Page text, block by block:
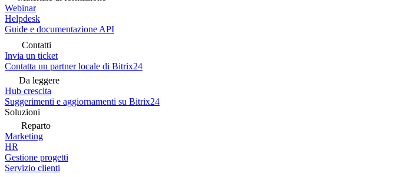
Webinar
Helpdesk
Guide e documentazione API
Contatti
Invia un ticket
Contatta un partner locale di Bitrix24
Da leggere
Hub crescita
Suggerimenti e aggiornamenti su Bitrix24
Soluzioni
Reparto
Marketing
HR
Gestione progetti
Servizio clienti